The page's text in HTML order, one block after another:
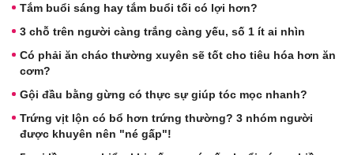
Tắm buổi sáng hay tắm buổi tối có lợi hơn?
3 chỗ trên người càng trắng càng yếu, số 1 ít ai nhìn
Có phải ăn cháo thường xuyên sẽ tốt cho tiêu hóa hơn ăn
cơm?
Gội đầu bằng gừng có thực sự giúp tóc mọc nhanh?
Trứng vịt lộn có bổ hơn trứng thường? 3 nhóm người
được khuyên nên "né gấp"!